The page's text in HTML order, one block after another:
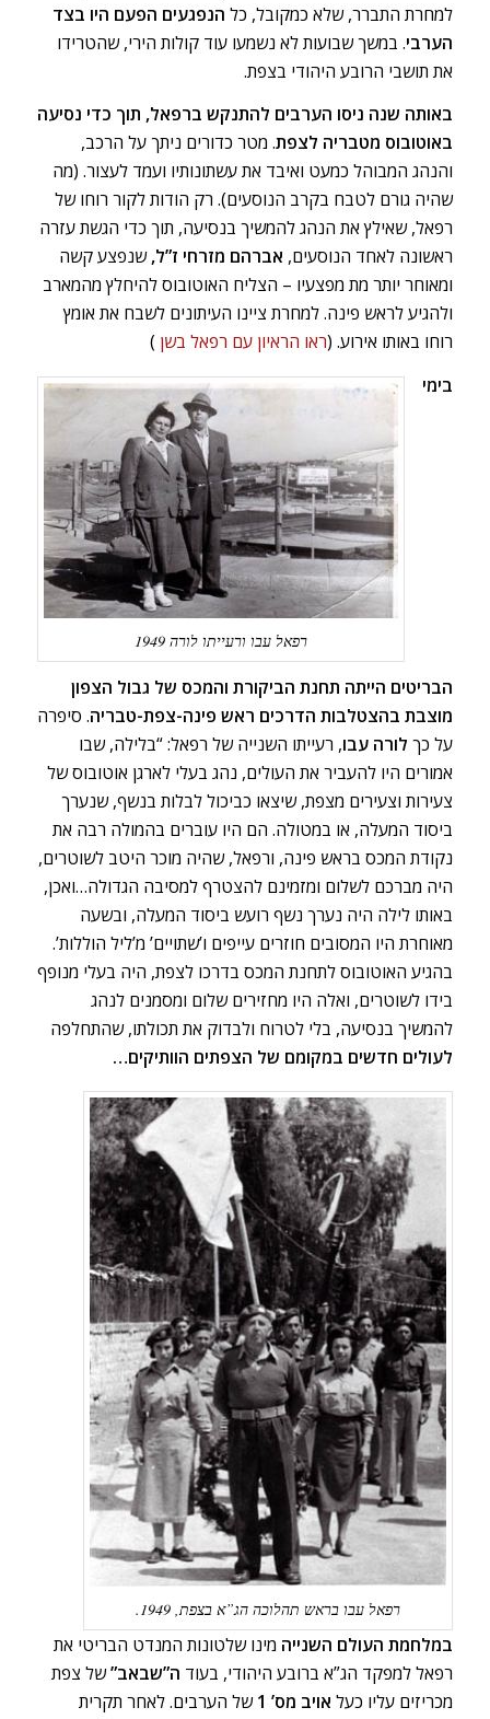
למחרת התברר, שלא כמקובל, כל הנפגעים הפעם היו בצד
הערבי. במשך שבועות לא נשמעו עוד קולות הירי, שהטרידו
את תושבי הרובע היהודי בצפת.
באותה שנה ניסו הערבים להתנקש ברפאל, תוך כדי נסיעה
באוטובוס מטבריה לצפת. מטר כדורים ניתך על הרכב,
והנהג המבוהל כמעט ואיבד את עשתונותיו ועמד לעצור. (מה
שהיה גורם לטבח בקרב הנוסעים). רק הודות לקור רוחו של
רפאל, שאילץ את הנהג להמשיך בנסיעה, תוך כדי הגשת עזרה
ראשונה לאחד הנוסעים, אברהם מזרחי ז”ל,שנפצע קשה
ומאוחר יותר מת מפצעיו – הצליח האוטובוס להיחלץ מהמארב
ולהגיע לראש פינה. למחרת ציינו העיתונים לשבח את אומץ
רוחו באותו אירוע. (ראו הראיון עם רפאל בשן )
רפאל עבו ורעייתו לורה 1949
בימי
הבריטים הייתה תחנת הביקורת והמכס של גבול הצפון
מוצבת בהצטלבות הדרכים ראש פינה-צפת-טבריה. סיפרה
על כך לורה עבו, רעייתו השנייה של רפאל: “בלילה, שבו
אמורים היו להעביר את העולים, נהג בעלי לארגן אוטובוס של
צעירות וצעירים מצפת, שיצאו כביכול לבלות בנשף, שנערך
ביסוד המעלה, או במטולה. הם היו עוברים בהמולה רבה את
נקודת המכס בראש פינה, ורפאל, שהיה מוכר היטב לשוטרים,
היה מברכם לשלום ומזמינם להצטרף למסיבה הגדולה…ואכן,
באותו לילה היה נערך נשף רועש ביסוד המעלה, ובשעה
מאוחרת היו המסובים חוזרים עייפים ו’שתויים’ מ’ליל הוללות’.
בהגיע האוטובוס לתחנת המכס בדרכו לצפת, היה בעלי מנופף
בידו לשוטרים, ואלה היו מחזירים שלום ומסמנים לנהג
להמשיך בנסיעה, בלי לטרוח ולבדוק את תכולתו, שהתחלפה
לעולים חדשים במקומם של הצפתים הוותיקים…
רפאל עבו בראש תהלוכה הג”א בצפת, 1949.
במלחמת העולם השנייה מינו שלטונות המנדט הבריטי את
רפאל למפקד הג”א ברובע היהודי, בעוד ה”שבאב”של צפת
מכריזים עליו כעל אויב מס’ 1
של הערבים. לאחר תקרית